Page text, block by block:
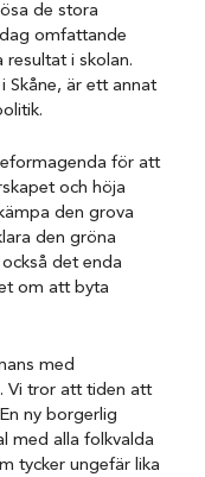
de stora
omfattande
i skolan.
Skåne, är ett annat
för att
och höja
den grova
den gröna
det enda
om att byta
med
Vi tror att tiden att
ny borgerlig
med alla folkvalda
tycker ungefär lika